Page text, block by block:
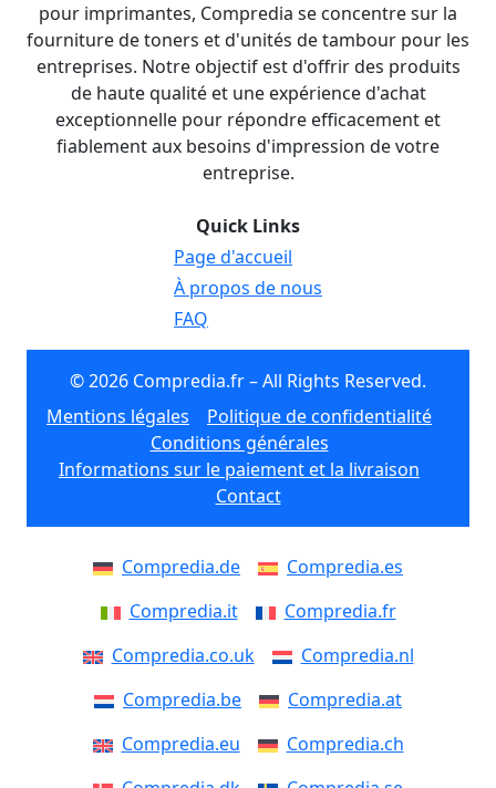
pour imprimantes, Compredia se concentre sur la
fourniture de toners et d'unités de tambour pour les
entreprises. Notre objectif est d'offrir des produits
de haute qualité et une expérience d'achat
exceptionnelle pour répondre efficacement et
fiablement aux besoins d'impression de votre
entreprise.
Quick Links
Page d'accueil
À propos de nous
FAQ
© 2026 Compredia.fr – All Rights Reserved.
Mentions légales
Politique de confidentialité
Conditions générales
Informations sur le paiement et la livraison
Contact
Compredia.de
Compredia.es
Compredia.it
Compredia.fr
Compredia.co.uk
Compredia.nl
Compredia.be
Compredia.at
Compredia.eu
Compredia.ch